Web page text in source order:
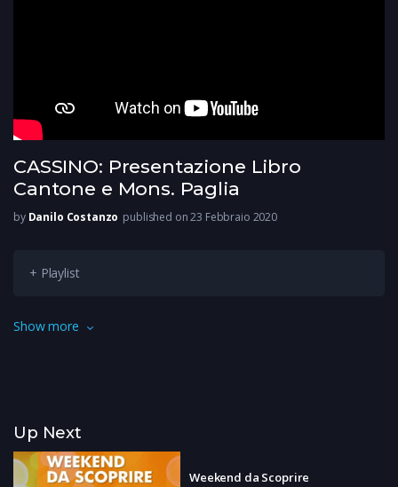
CASSINO: Presentazione Libro
Cantone e Mons. Paglia
by Danilo Costanzo published on 23 Febbraio 2020
+ Playlist
Una sala degli abati a Cassino gremita per la presentazione
Show more
Up Next
Weekend da Scoprire